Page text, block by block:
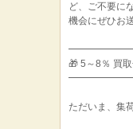
ど、ご不要に
機会にぜひお
🎁 5～8％ 買
ただいま、集